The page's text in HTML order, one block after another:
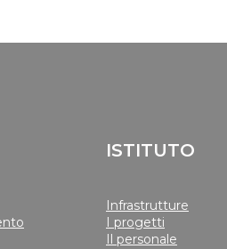
ISTITUTO
Infrastrutture
I progetti
Il personale